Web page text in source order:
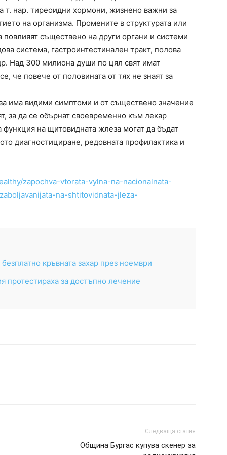
т. нар. тирeоидни хормони, жизнено важни за
на организма. Промените в структурата или
съществено на други органи и системи
система, гастроинтестинален тракт, полова
Над 300 милиона души по цял свят имат
че повече от половината от тях не знаят за
има видими симптоми и от съществено значение
за да се обърнат своевременно към лекар
на щитовидната жлеза могат да бъдат
диагностициране, редовната профилактика и
zapochva-vtorata-vylna-na-nacionalnata-
na-shtitovidnata-jleza-
кръвната захар през ноември
протестираха за достъпно лечение
Следваща статия
Община Бургас купува скенер за